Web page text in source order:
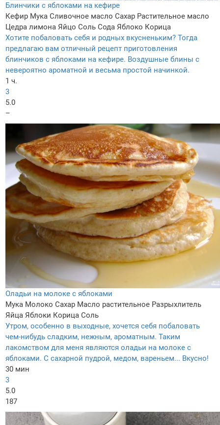
Блинчики с яблоками на кефире
Кефир Мука Сливочное масло Сахар Растительное масло
Цедра лимона Яйцо Соль Сода Яблоко Корица
Хотите побаловать себя и родных вкусненьким? Тогда
предлагаю вам отличный рецепт приготовления
блинчиков с яблоками на кефире. Воздушные блины с
невероятно ароматной и весьма простой начинкой.
1 ч.
3
5.0
–
Оладьи на молоке с яблоками
Мука Молоко Сахар Масло растительное Разрыхлитель
Яйца Яблоки Корица Соль
Утром, особенно в выходные, хочется себя побаловать
чем-нибудь сладким, нежным, ароматным. Таким
лакомством для меня являются оладьи на молоке с
яблоками. С сахарной пудрой, медом, вареньем... Вкусно!
30 мин
3
5.0
187